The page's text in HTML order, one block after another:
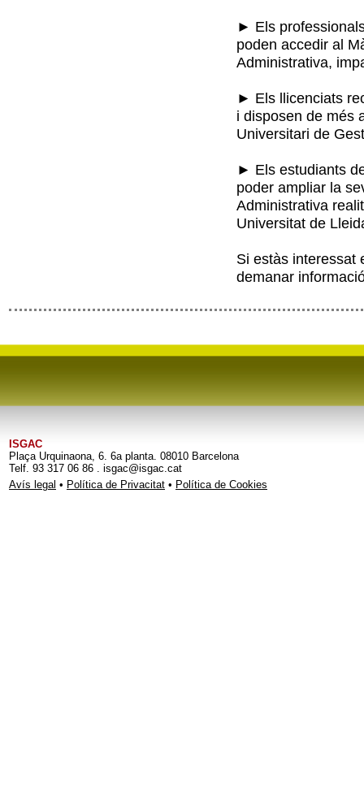
► Els
poden accedir al
Administrativa,
► Els llicenciats
i disposen de més
Universitari de
► Els estudiants
poder ampliar la
Administrativa
Universitat de
Si estàs interessat
demanar
ISGAC
Plaça Urquinaona, 6. 6a planta. 08010 Barcelona
Telf. 93 317 06 86 . isgac@isgac.cat
Avís legal • Política de Privacitat • Política de Cookies